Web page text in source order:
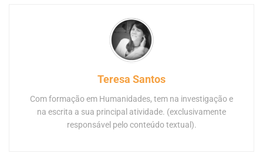
Teresa Santos
Com formação em Humanidades, tem na investigação e
na escrita a sua principal atividade. (exclusivamente
responsável pelo conteúdo textual).